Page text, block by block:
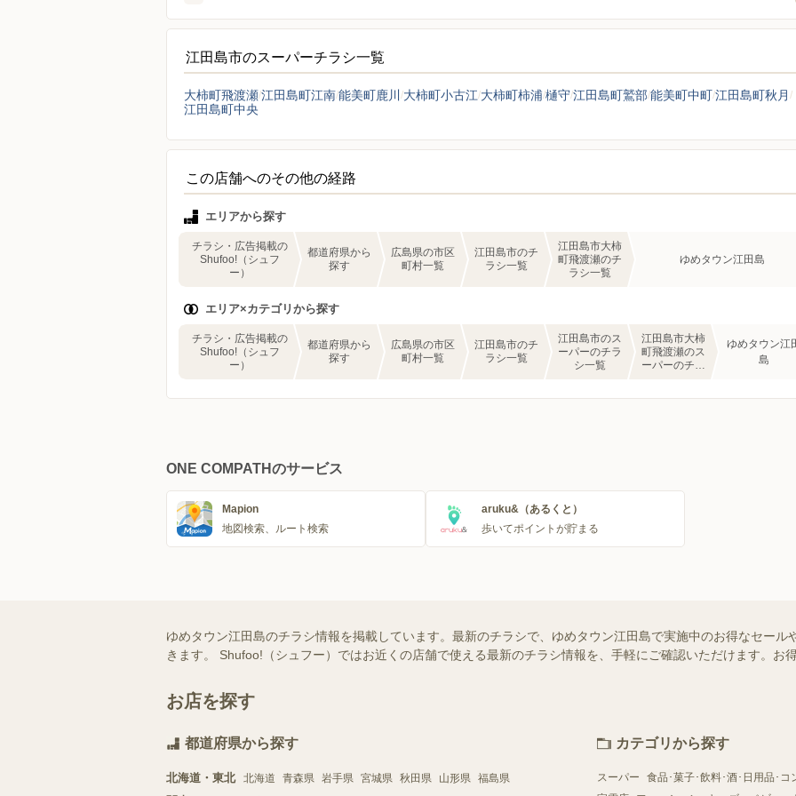
江田島市のスーパーチラシ一覧
大柿町飛渡瀬江田島町江南能美町鹿川 大柿町小古江 大柿町柿浦 樋守江田島町鷲部能美町中町江田島町秋月
江田島町中央
この店舗へのその他の経路
エリアから探す
チラシ・広告掲載の
Shufoo!（シュフ
ー）
都道府県から
探す
広島県の市区
町村一覧
江田島市のチ
ラシ一覧
江田島市大柿
町飛渡瀬のチ
ラシ一覧
ゆめタウン江田島
エリア×カテゴリから探す
チラシ・広告掲載の
Shufoo!（シュフ
ー）
都道府県から
探す
広島県の市区
町村一覧
江田島市のチ
ラシ一覧
江田島市のス
ーパーのチラ
シ一覧
江田島市大柿
町飛渡瀬のス
ーパーのチラ
ゆめタウン江
島
ONE COMPATHのサービス
Mapion
地図検索、ルート検索
aruku&（あるくと）
歩いてポイントが貯まる
ゆめタウン江田島のチラシ情報を掲載しています。最新のチラシで、ゆめタウン江田島で実施中のお得なセー
きます。 Shufoo!（シュフー）ではお近くの店舗で使える最新のチラシ情報を、手軽にご確認いただけます。お
お店を探す
都道府県から探す
北海道・東北 北海道 青森県 岩手県 宮城県 秋田県 山形県 福島県
カテゴリから探す
スーパー
食品･菓子･飲料･酒･日用品･コ